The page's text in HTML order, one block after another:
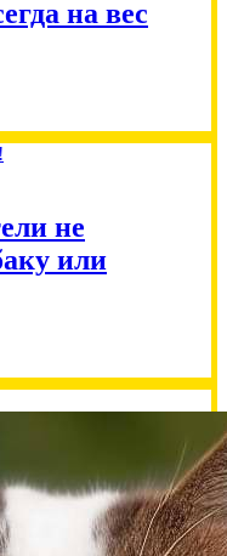
2026-07-21
на вес
не
или